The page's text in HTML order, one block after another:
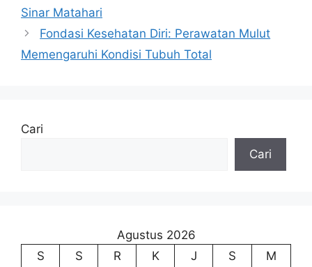
Sinar Matahari
Fondasi Kesehatan Diri: Perawatan Mulut
Memengaruhi Kondisi Tubuh Total
Cari
Cari
Agustus 2026
S
S R K J S
M